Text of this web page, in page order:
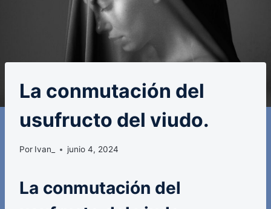
La conmutación del
usufructo del viudo.
Por Ivan_ junio 4, 2024
La conmutación del